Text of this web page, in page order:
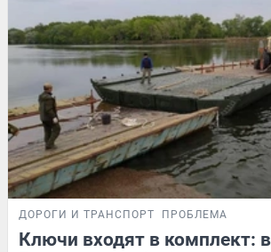
ДОРОГИ И ТРАНСПОРТ ПРОБЛЕМА
Ключи входят в комплект: в